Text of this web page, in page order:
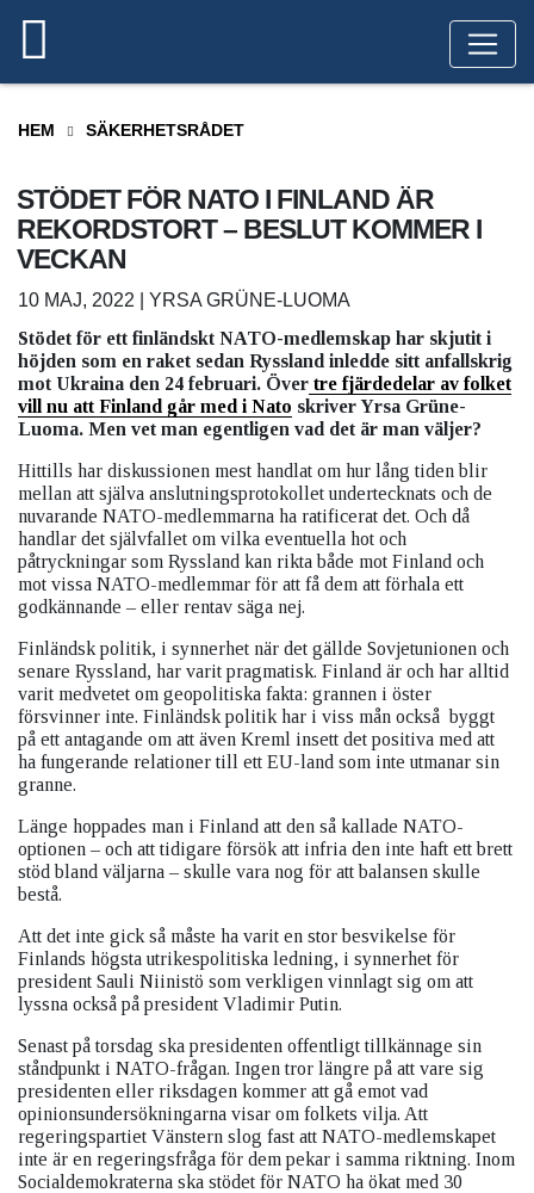
HEM SÄKERHETSRÅDET
STÖDET FÖR NATO I FINLAND ÄR
REKORDSTORT – BESLUT KOMMER I
VECKAN
10 MAJ, 2022 | YRSA GRÜNE-LUOMA
Stödet för ett finländskt NATO-medlemskap har skjutit i
höjden som en raket sedan Ryssland inledde sitt anfallskrig
mot Ukraina den 24 februari. Över tre fjärdedelar av folket
vill nu att Finland går med i Nato skriver Yrsa Grüne-
Luoma. Men vet man egentligen vad det är man väljer?
Hittills har diskussionen mest handlat om hur lång tiden blir
mellan att själva anslutningsprotokollet undertecknats och de
nuvarande NATO-medlemmarna ha ratificerat det. Och då
handlar det självfallet om vilka eventuella hot och
påtryckningar som Ryssland kan rikta både mot Finland och
mot vissa NATO-medlemmar för att få dem att förhala ett
godkännande – eller rentav säga nej.
Finländsk politik, i synnerhet när det gällde Sovjetunionen och
senare Ryssland, har varit pragmatisk. Finland är och har alltid
varit medvetet om geopolitiska fakta: grannen i öster
försvinner inte. Finländsk politik har i viss mån också byggt
på ett antagande om att även Kreml insett det positiva med att
ha fungerande relationer till ett EU-land som inte utmanar sin
granne.
Länge hoppades man i Finland att den så kallade NATO-
optionen – och att tidigare försök att infria den inte haft ett brett
stöd bland väljarna – skulle vara nog för att balansen skulle
bestå.
Att det inte gick så måste ha varit en stor besvikelse för
Finlands högsta utrikespolitiska ledning, i synnerhet för
president Sauli Niinistö som verkligen vinnlagt sig om att
lyssna också på president Vladimir Putin.
Senast på torsdag ska presidenten offentligt tillkännage sin
ståndpunkt i NATO-frågan. Ingen tror längre på att vare sig
presidenten eller riksdagen kommer att gå emot vad
opinionsundersökningarna visar om folkets vilja. Att
regeringspartiet Vänstern slog fast att NATO-medlemskapet
inte är en regeringsfråga för dem pekar i samma riktning. Inom
Socialdemokraterna ska stödet för NATO ha ökat med 30